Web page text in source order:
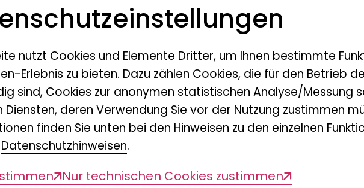
in der Landwirtschaft fördert, ohne die Erträge zu
Evidence veröffentlicht.
(Arthropoden) spielen in Ökosystemen eine
Bislang fehlte es an strategischen Experimenten,
in einem diversen Nutzpflanzen-Umfeld
Einsatz von Chemikalien in der Landwirtschaft
nutzt Cookies und Elemente Dritter, um Ihnen bestimmte
Erlebnis zu bieten. Dazu zählen Cookies, die für den Betrieb
sind, Cookies zur anonymen statistischen Analyse/Messung
Diensten, deren Verwendung Sie vor der Nutzung zustimmen
finden Sie unten bei den Hinweisen zu den einzelnen
Datenschutzhinweisen.
Nur technischen Cookies zustimmen